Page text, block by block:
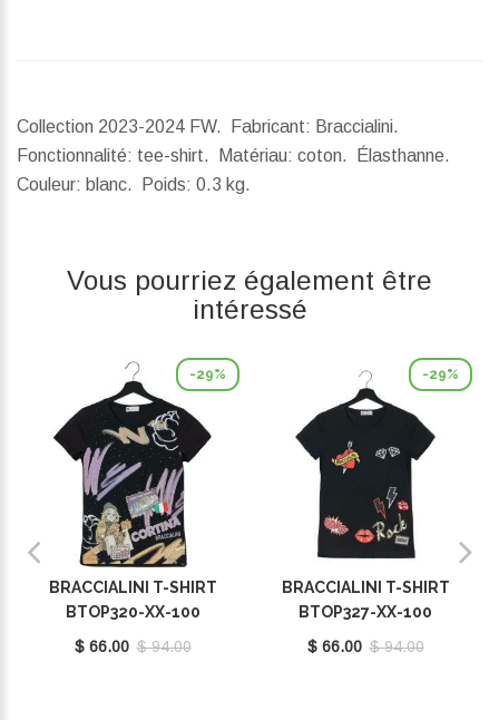
Collection 2023-2024 FW. Fabricant: Braccialini.
Fonctionnalité: tee-shirt. Matériau: coton. Élasthanne.
Couleur: blanc.
Poids: 0.3 kg.
Vous pourriez également être
intéressé
-29%
BRACCIALINI T-SHIRT
BTOP320-XX-100
$ 66.00 $ 94.00
-29%
BRACCIALINI T-SHIRT
BTOP327-XX-100
$ 66.00 $ 94.00